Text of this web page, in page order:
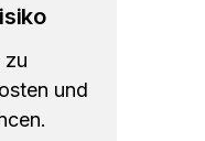
zu
und